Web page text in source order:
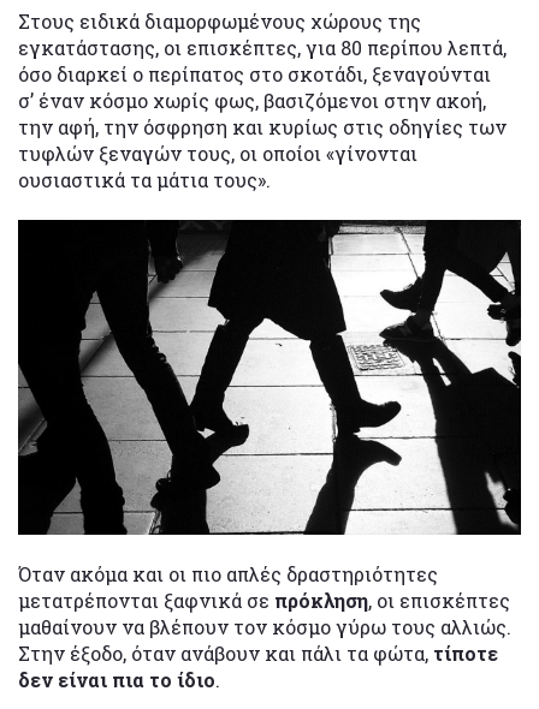
Στους ειδικά διαμορφωμένους χώρους της
εγκατάστασης, οι επισκέπτες, για 80 περίπου λεπτά,
όσο διαρκεί ο περίπατος στο σκοτάδι, ξεναγούνται
σ’ έναν κόσμο χωρίς φως, βασιζόμενοι στην ακοή,
την αφή, την όσφρηση και κυρίως στις οδηγίες των
τυφλών ξεναγών τους, οι οποίοι «γίνονται
ουσιαστικά τα μάτια τους».
Όταν ακόμα και οι πιο απλές δραστηριότητες
μετατρέπονται ξαφνικά σε πρόκληση, οι επισκέπτες
μαθαίνουν να βλέπουν τον κόσμο γύρω τους αλλιώς.
Στην έξοδο, όταν ανάβουν και πάλι τα φώτα, τίποτε
δεν είναι πια το ίδιο.